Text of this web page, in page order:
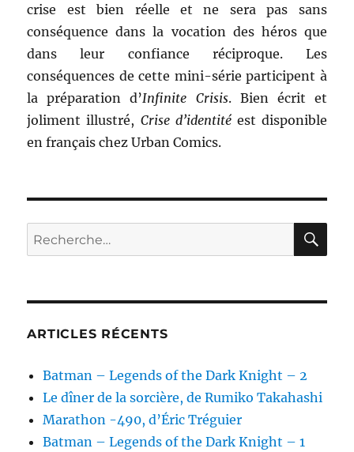
crise est bien réelle et ne sera pas sans
conséquence dans la vocation des héros que
dans leur confiance réciproque. Les
conséquences de cette mini-série participent à
la préparation d’Infinite Crisis. Bien écrit et
joliment illustré, Crise d’identitéest disponible
en français chez Urban Comics.
Recherche
pour :
ARTICLES RÉCENTS
Batman – Legends of the Dark Knight – 2
Le dîner de la sorcière, de Rumiko Takahashi
Marathon -490, d’Éric Tréguier
Batman – Legends of the Dark Knight – 1